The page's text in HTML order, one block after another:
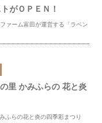
がＯＰＥＮ！
ァーム富田が運営する「ラベン
里 かみふらの 花と炎
ふらの花と炎の四季彩まつり